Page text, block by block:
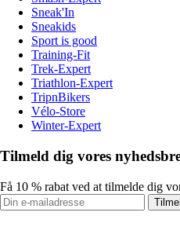
Sneak'In
Sneakids
Sport is good
Training-Fit
Trek-Expert
Triathlon-Expert
TripnBikers
Vélo-Store
Winter-Expert
Tilmeld dig vores
Få 10 % rabat ved at tilmelde dig